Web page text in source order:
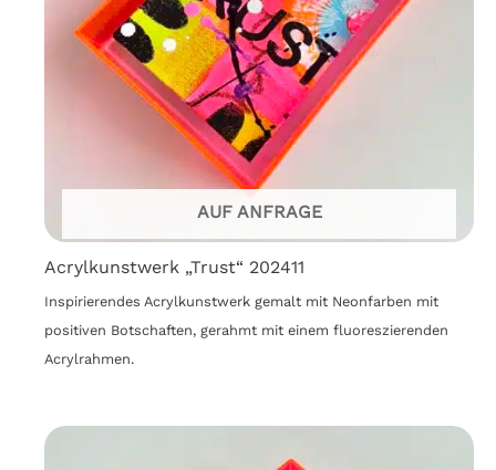
AUF ANFRAGE
Acrylkunstwerk „Trust“ 202411
Inspirierendes Acrylkunstwerk gemalt mit Neonfarben mit
positiven Botschaften, gerahmt mit einem fluoreszierenden
Acrylrahmen.